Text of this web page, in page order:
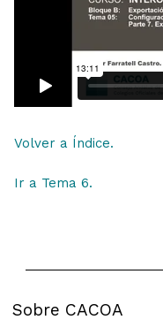
Volver a Índice.
Ir a Tema 6.
Sobre CACOA